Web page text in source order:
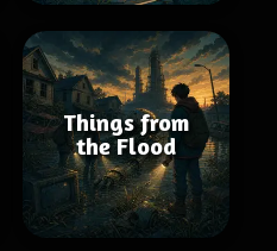
Things from
the Flood